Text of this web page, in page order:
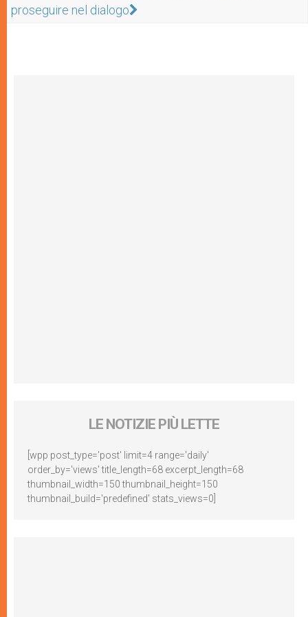
proseguire nel dialogo
LE NOTIZIE PIÙ LETTE
[wpp post_type='post' limit=4 range='daily'
order_by='views' title_length=68 excerpt_length=68
thumbnail_width=150 thumbnail_height=150
thumbnail_build='predefined' stats_views=0]